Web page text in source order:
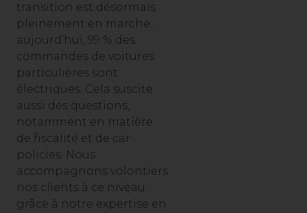
transition est désormais
pleinement en marche :
aujourd’hui, 99 % des
commandes de voitures
particulières sont
électriques. Cela suscite
aussi des questions,
notamment en matière
de fiscalité et de car
policies. Nous
accompagnons volontiers
nos clients à ce niveau
grâce à notre expertise en